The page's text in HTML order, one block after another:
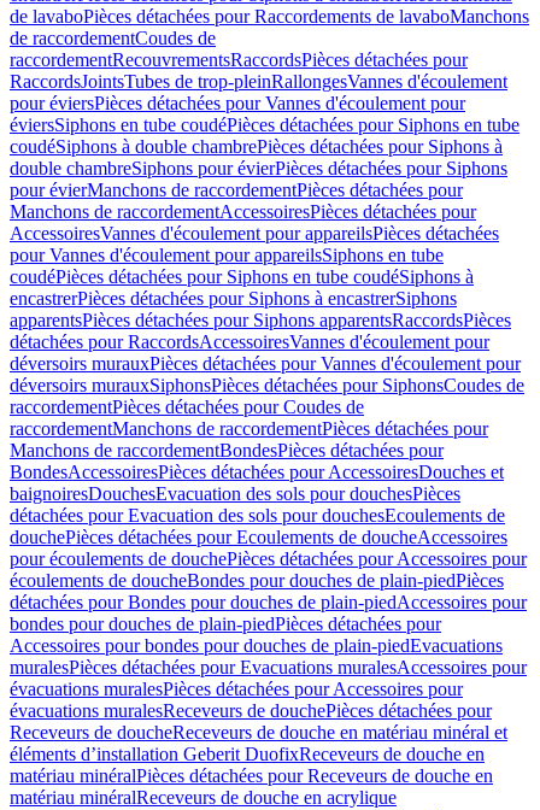
de lavaboPièces détachées pour Raccordements de lavaboManchons
de raccordementCoudes de
raccordementRecouvrementsRaccordsPièces détachées pour
RaccordsJointsTubes de trop-pleinRallongesVannes d'écoulement
pour éviersPièces détachées pour Vannes d'écoulement pour
éviersSiphons en tube coudéPièces détachées pour Siphons en tube
coudéSiphons à double chambrePièces détachées pour Siphons à
double chambreSiphons pour évierPièces détachées pour Siphons
pour évierManchons de raccordementPièces détachées pour
Manchons de raccordementAccessoiresPièces détachées pour
AccessoiresVannes d'écoulement pour appareilsPièces détachées
pour Vannes d'écoulement pour appareilsSiphons en tube
coudéPièces détachées pour Siphons en tube coudéSiphons à
encastrerPièces détachées pour Siphons à encastrerSiphons
apparentsPièces détachées pour Siphons apparentsRaccordsPièces
détachées pour RaccordsAccessoiresVannes d'écoulement pour
déversoirs murauxPièces détachées pour Vannes d'écoulement pour
déversoirs murauxSiphonsPièces détachées pour SiphonsCoudes de
raccordementPièces détachées pour Coudes de
raccordementManchons de raccordementPièces détachées pour
Manchons de raccordementBondesPièces détachées pour
BondesAccessoiresPièces détachées pour AccessoiresDouches et
baignoiresDouchesEvacuation des sols pour douchesPièces
détachées pour Evacuation des sols pour douchesEcoulements de
douchePièces détachées pour Ecoulements de doucheAccessoires
pour écoulements de douchePièces détachées pour Accessoires pour
écoulements de doucheBondes pour douches de plain-piedPièces
détachées pour Bondes pour douches de plain-piedAccessoires pour
bondes pour douches de plain-piedPièces détachées pour
Accessoires pour bondes pour douches de plain-piedEvacuations
muralesPièces détachées pour Evacuations muralesAccessoires pour
évacuations muralesPièces détachées pour Accessoires pour
évacuations muralesReceveurs de douchePièces détachées pour
Receveurs de doucheReceveurs de douche en matériau minéral et
éléments d’installation Geberit DuofixReceveurs de douche en
matériau minéralPièces détachées pour Receveurs de douche en
matériau minéralReceveurs de douche en acrylique